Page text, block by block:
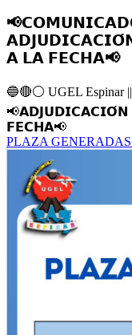
𝗔 𝗟𝗔 𝗙𝗘𝗖𝗛𝗔📢
🔵🔴⚪️ UGEL Espinar ||
📢
𝗙𝗘𝗖𝗛𝗔📢
PLAZA GENERADAS